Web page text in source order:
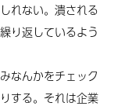
れない。潰される
り返しているよう
なんかをチェック
する。それは企業